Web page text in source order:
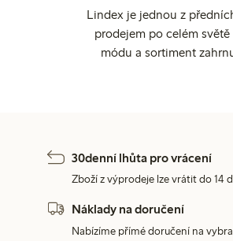
Lindex je jednou z
prodejem po celém
módu a sortiment
30denní lhůta pro vrácení
Zboží z výprodeje lze vrátit do 14
Náklady na doručení
Nabízíme přímé doručení na